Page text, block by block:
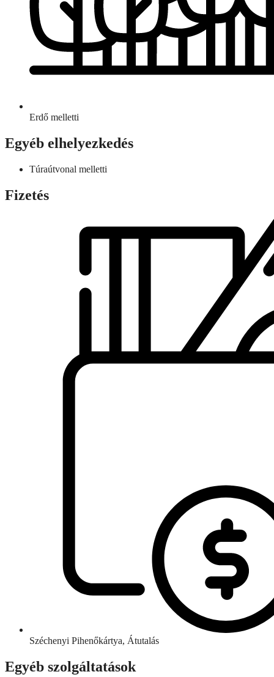
Erdő melletti
Egyéb elhelyezkedés
Túraútvonal melletti
Fizetés
Széchenyi Pihenőkártya, Átutalás
Egyéb szolgáltatások